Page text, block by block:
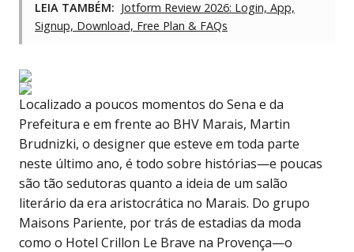
LEIA TAMBÉM: Jotform Review 2026: Login, App,
Signup, Download, Free Plan & FAQs
Localizado a poucos momentos do Sena e da
Prefeitura e em frente ao BHV Marais, Martin
Brudnizki, o designer que esteve em toda parte
neste último ano, é todo sobre histórias—e poucas
são tão sedutoras quanto a ideia de um salão
literário da era aristocrática no Marais. Do grupo
Maisons Pariente, por trás de estadias da moda
como o Hotel Crillon Le Brave na Provença—o